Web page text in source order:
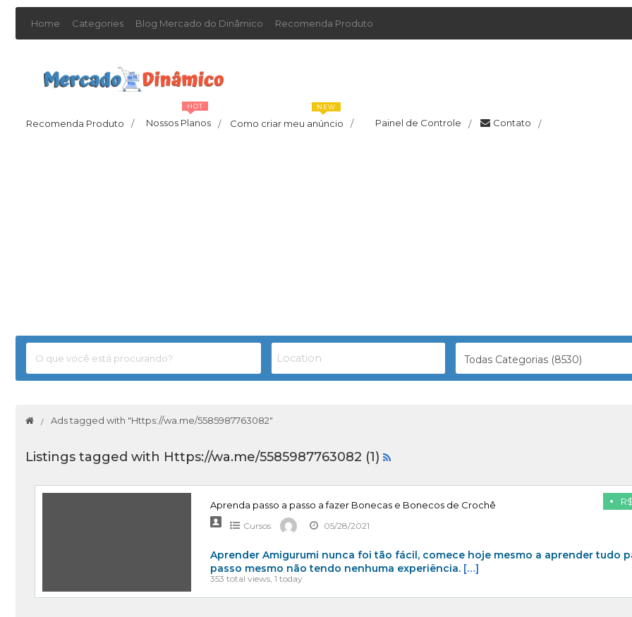
Home Categories Blog Mercado do Dinâmico Recomenda Produto
Recomenda Produto / Nossos Planos /
HOT
Como criar meu anúncio /
NEW
Painel de Controle / Contato /
Todas Categorias (8530)
Ads tagged with "Https://wa.me/5585987763082"
Listings tagged with Https://wa.me/5585987763082 (1)
Aprenda passo a passo a fazer Bonecas e Bonecos de Crochê
Cursos 05/28/2021
Aprender Amigurumi nunca foi tão fácil, comece hoje mesmo a aprender tudo
passo mesmo não tendo nenhuma experiência. […]
353 total views, 1 today